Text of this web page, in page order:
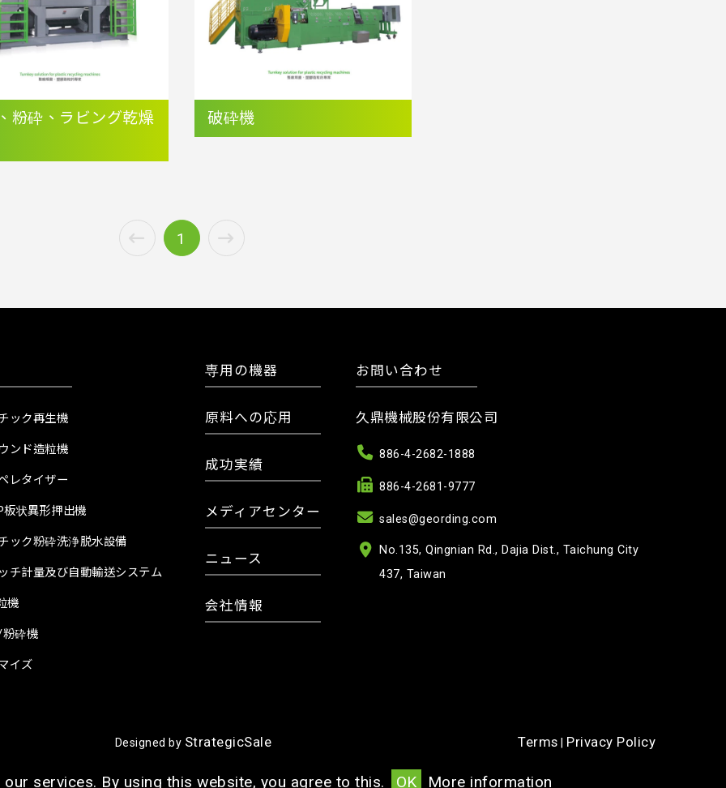
粉砕、ラビング乾燥 破砕機
1
ック再生機
ンド造粒機
レタイザー
板状異形押出機
ック粉砕洗浄脱水設備
チ計量及び自動輸送システム
機
砕機
イズ
専用の機器
原料への応用
成功実績
メディアセンター
ニュース
会社情報
お問い合わせ
久鼎機械股份有限公司
886-4-2682-1888
886-4-2681-9777
sales@geording.com
No.135, Qingnian Rd., Dajia Dist., Taichung City
437, Taiwan
Designed by StrategicSale Terms Privacy Policy
services. By using this website, you agree to this. OK More information